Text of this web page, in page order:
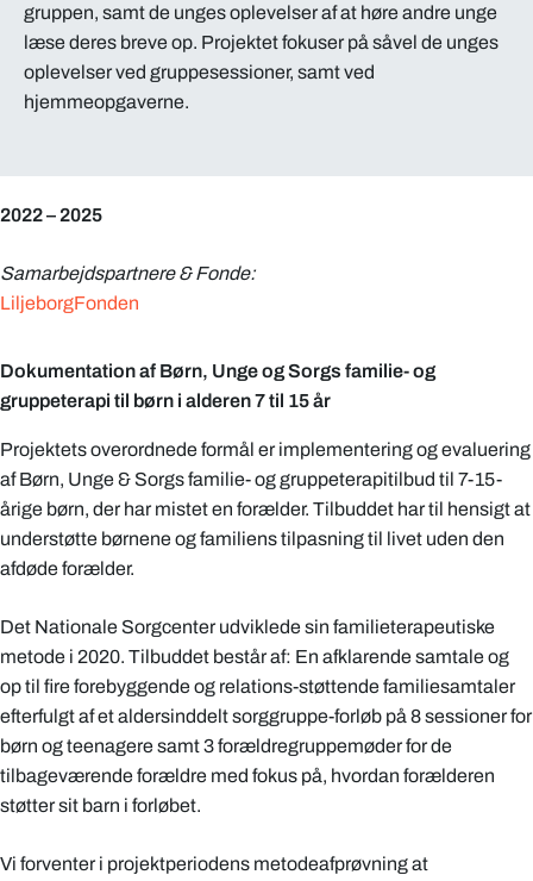
gruppen, samt de unges oplevelser af at høre andre unge
læse deres breve op. Projektet fokuser på såvel de unges
oplevelser ved gruppesessioner, samt ved
hjemmeopgaverne.
2022 – 2025
Samarbejdspartnere & Fonde:
LiljeborgFonden
Dokumentation af Børn, Unge og Sorgs familie- og
gruppeterapi til børn i alderen 7 til 15 år
Projektets overordnede formål er implementering og evaluering
af Børn, Unge & Sorgs familie- og gruppeterapitilbud til 7-15-
årige børn, der har mistet en forælder. Tilbuddet har til hensigt at
understøtte børnene og familiens tilpasning til livet uden den
afdøde forælder.
Det Nationale Sorgcenter udviklede sin familieterapeutiske
metode i 2020. Tilbuddet består af: En afklarende samtale og
op til fire forebyggende og relations-støttende familiesamtaler
efterfulgt af et aldersinddelt sorggruppe-forløb på 8 sessioner for
børn og teenagere samt 3 forældregruppemøder for de
tilbageværende forældre med fokus på, hvordan forælderen
støtter sit barn i forløbet.
Vi forventer i projektperiodens metodeafprøvning at